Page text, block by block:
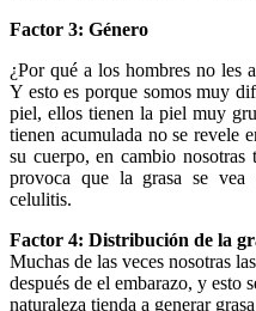
Factor 3: Género
¿Por qué a los hombres no les
Y esto es porque somos muy
piel, ellos tienen la piel muy
tienen acumulada no se revele
su cuerpo, en cambio
provoca que la grasa se vea
celulitis.
Factor 4: Distribución de la
Muchas de las veces nosotras
después de el embarazo, y esto
naturaleza tienda a generar